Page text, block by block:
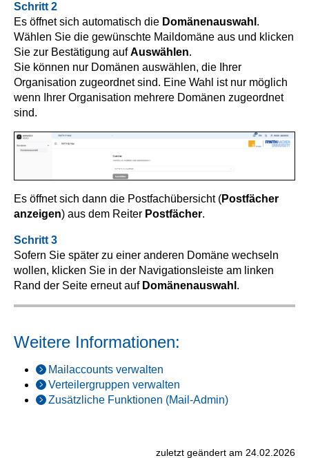
Schritt 2
Es öffnet sich automatisch die Domänenauswahl .
Wählen Sie die gewünschte Maildomäne aus und klicken
Sie zur Bestätigung aufAuswählen.
Sie können nur Domänen auswählen, die Ihrer
Organisation zugeordnet sind. Eine Wahl ist nur möglich
wenn Ihrer Organisation mehrere Domänen zugeordnet
sind.
Es öffnet sich dann die Postfachübersicht (Postfächer
anzeigen) aus dem Reiter Postfächer.
Schritt 3
Sofern Sie später zu einer anderen Domäne wechseln
wollen, klicken Sie in der Navigationsleiste am linken
Rand der Seite erneut auf Domänenauswahl .
Weitere Informationen:
Mailaccounts verwalten
Verteilergruppen verwalten
Zusätzliche Funktionen (Mail-Admin)
zuletzt geändert am 24.02.2026